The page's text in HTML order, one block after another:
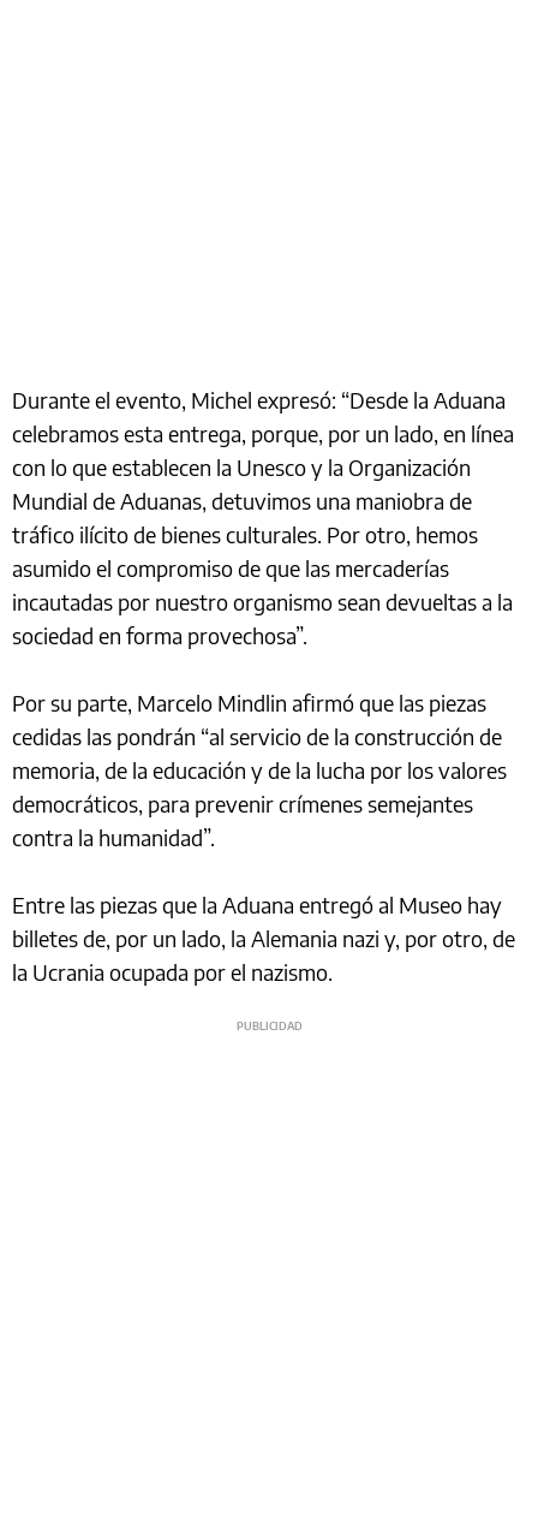
Durante el evento, Michel expresó: “Desde la Aduana
celebramos esta entrega, porque, por un lado, en línea
con lo que establecen la Unesco y la Organización
Mundial de Aduanas, detuvimos una maniobra de
tráfico ilícito de bienes culturales. Por otro, hemos
asumido el compromiso de que las mercaderías
incautadas por nuestro organismo sean devueltas a la
sociedad en forma provechosa”.
Por su parte, Marcelo Mindlin afirmó que las piezas
cedidas las pondrán “al servicio de la construcción de
memoria, de la educación y de la lucha por los valores
democráticos, para prevenir crímenes semejantes
contra la humanidad”.
Entre las piezas que la Aduana entregó al Museo hay
billetes de, por un lado, la Alemania nazi y, por otro, de
la Ucrania ocupada por el nazismo.